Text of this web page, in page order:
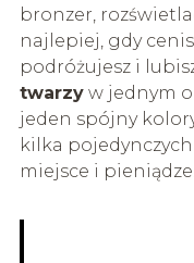
bronzer,
najlepiej, gdy
podróżujesz i
twarzyw jednym
jeden spójny
kilka
miejsce i pieniądze.